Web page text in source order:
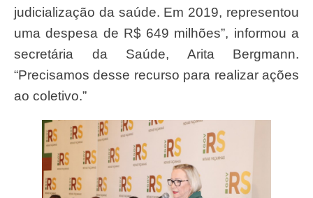
judicialização da saúde. Em 2019, representou
uma despesa de R$ 649 milhões”, informou a
secretária da Saúde, Arita Bergmann.
“Precisamos desse recurso para realizar ações
ao coletivo.”